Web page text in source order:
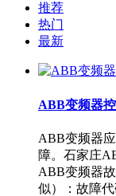
推荐
热门
最新
ABB变频器
ABB变频器
障。石家庄
ABB变频器
似）：故障